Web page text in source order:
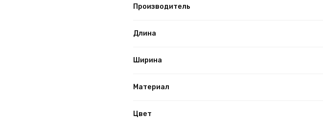
Производитель
Длина
Ширина
Материал
Цвет